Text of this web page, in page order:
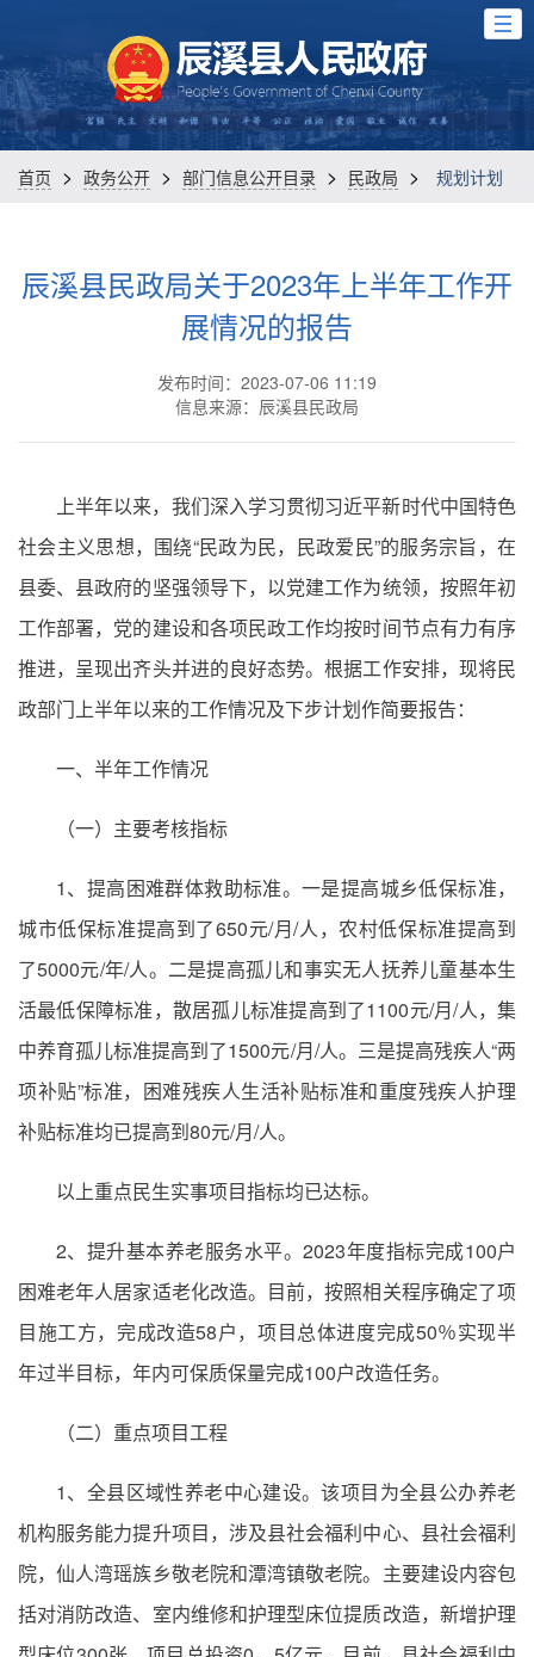
首页 > 政务公开 > 部门信息公开目录 > 民政局 > 规划计划
辰溪县民政局关于2023年上半年工作开
展情况的报告
发布时间：2023-07-06 11:19
信息来源：辰溪县民政局
上半年以来，我们深入学习贯彻习近平新时代中国特色
社会主义思想，围绕“民政为民，民政爱民”的服务宗旨，在
县委、县政府的坚强领导下，以党建工作为统领，按照年初
工作部署，党的建设和各项民政工作均按时间节点有力有序
推进，呈现出齐头并进的良好态势。根据工作安排，现将民
政部门上半年以来的工作情况及下步计划作简要报告：
一、半年工作情况
（一）主要考核指标
1、提高困难群体救助标准。一是提高城乡低保标准，
城市低保标准提高到了650元/月/人，农村低保标准提高到
了5000元/年/人。二是提高孤儿和事实无人抚养儿童基本生
活最低保障标准，散居孤儿标准提高到了1100元/月/人，集
中养育孤儿标准提高到了1500元/月/人。三是提高残疾人“两
项补贴”标准，困难残疾人生活补贴标准和重度残疾人护理
补贴标准均已提高到80元/月/人。
以上重点民生实事项目指标均已达标。
2、提升基本养老服务水平。2023年度指标完成100户
困难老年人居家适老化改造。目前，按照相关程序确定了项
目施工方，完成改造58户，项目总体进度完成50％实现半
年过半目标，年内可保质保量完成100户改造任务。
（二）重点项目工程
1、全县区域性养老中心建设。该项目为全县公办养老
机构服务能力提升项目，涉及县社会福利中心、县社会福利
院，仙人湾瑶族乡敬老院和潭湾镇敬老院。主要建设内容包
括对消防改造、室内维修和护理型床位提质改造，新增护理